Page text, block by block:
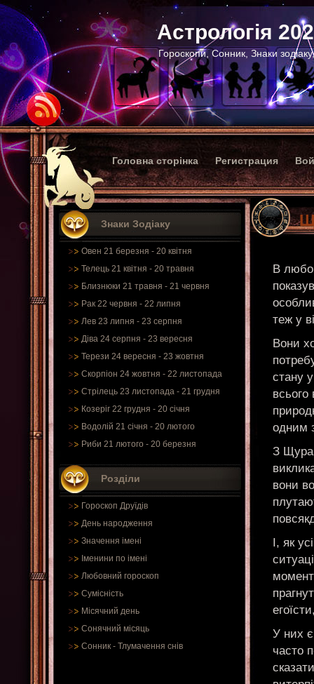
Астрологія
Гороскопи, Сонник, Знаки
Головна сторінка Регистрация
Знаки Зодіаку
Овен 21 березня - 20 квітня
Телець 21 квітня - 20 травня
Близнюки 21 травня - 21 червня
Рак 22 червня - 22 липня
Лев 23 липня - 23 серпня
Діва 24 серпня - 23 вересня
Терези 24 вересня - 23 жовтня
Скорпіон 24 жовтня - 22 листопада
Стрілець 23 листопада - 21 грудня
Козеріг 22 грудня - 20 січня
Водолій 21 січня - 20 лютого
Риби 21 лютого - 20 березня
Розділи
Гороскоп Друїдів
День народження
Значення імені
Іменини по імені
Любовний гороскоп
Сумісність
Місячний день
Сонячний місяць
Сонник - Тлумачення снів
В
теж у
Вони
стану
одним
З
вони
І, як
У них є
часто